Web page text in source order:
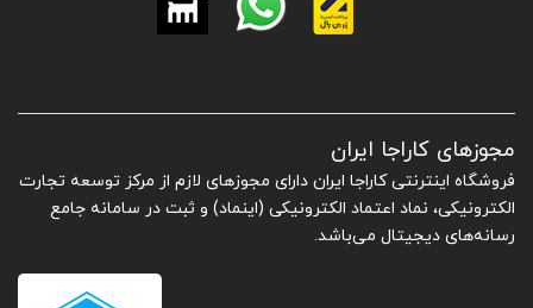
مجوزهای کاراجا ایران
فروشگاه اینترنتی کاراجا ایران دارای مجوزهای لازم از مرکز توسعه تجارت
الکترونیکی، نماد اعتماد الکترونیکی (اینماد) و ثبت در سامانه جامع
رسانه‌های دیجیتال می‌باشد.